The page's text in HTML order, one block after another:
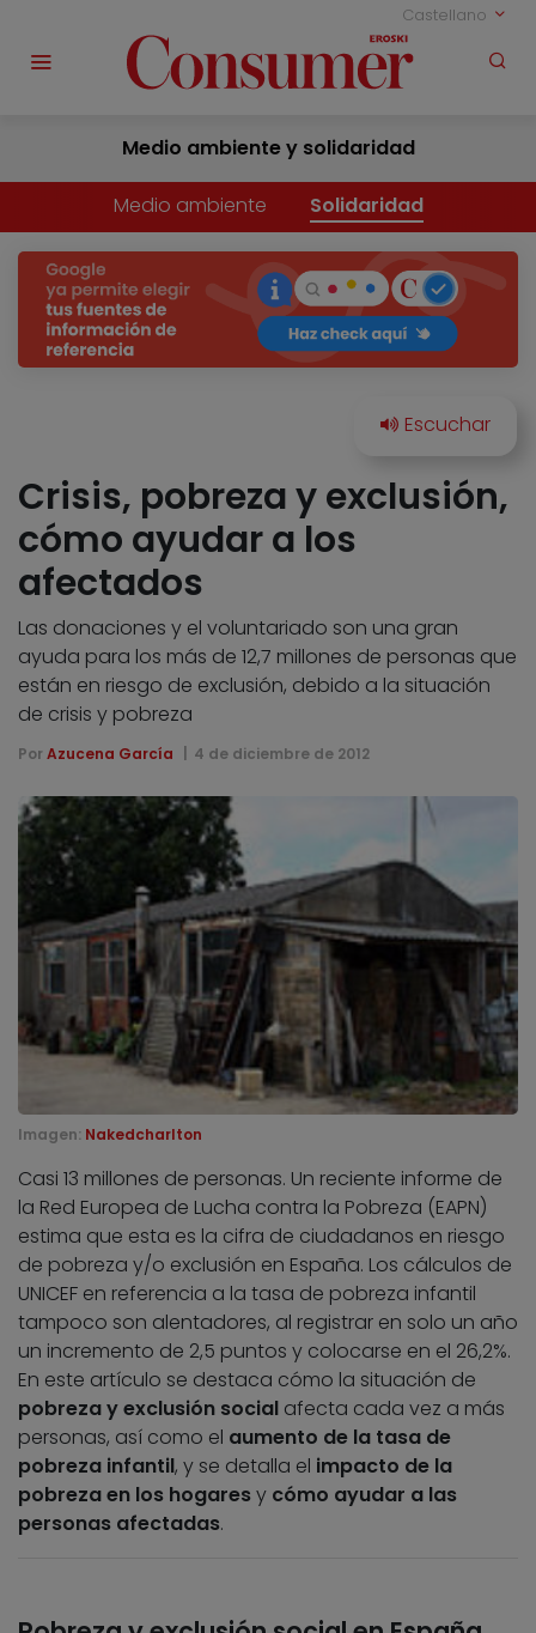
Castellano
Medio ambiente y solidaridad
Medio ambiente Solidaridad
Crisis, pobreza y exclusión,
cómo ayudar a los
afectados
Las donaciones y el voluntariado son una gran
ayuda para los más de 12,7 millones de personas que
están en riesgo de exclusión, debido a la situación
de crisis y pobreza
Por Azucena García 4 de diciembre de 2012
Imagen: Nakedcharlton
Casi 13 millones de personas. Un reciente informe de
la Red Europea de Lucha contra la Pobreza (EAPN)
estima que esta es la cifra de ciudadanos en riesgo
de pobreza y/o exclusión en España. Los cálculos de
UNICEF en referencia a la tasa de pobreza infantil
tampoco son alentadores, al registrar en solo un año
un incremento de 2,5 puntos y colocarse en el 26,2%.
En este artículo se destaca cómo la situación de
pobreza y exclusión social afecta cada vez a más
personas, así como el aumento de la tasa de
pobreza infantil, y se detalla el impacto de la
pobreza en los hogaresy cómo ayudar a las
personas afectadas.